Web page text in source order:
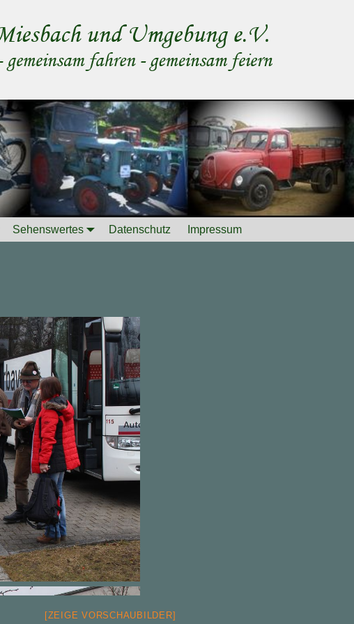
Sehenswertes Datenschutz Impressum
[ZEIGE VORSCHAUBILDER]